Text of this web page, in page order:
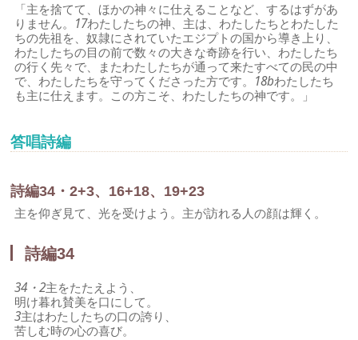
「主を捨てて、ほかの神々に仕えることなど、するはずがあ
りません。 17わたしたちの神、主は、わたしたちとわたした
ちの先祖を、奴隷にされていたエジプトの国から導き上り、
わたしたちの目の前で数々の大きな奇跡を行い、わたしたち
の行く先々で、またわたしたちが通って来たすべての民の中
で、わたしたちを守ってくださった方です。 18bわたしたち
も主に仕えます。この方こそ、わたしたちの神です。」
答唱詩編
詩編34・2+3、16+18、19+23
主を仰ぎ見て、光を受けよう。主が訪れる人の顔は輝く。
詩編34
34・2主をたたえよう、
明け暮れ賛美を口にして。
3主はわたしたちの口の誇り、
苦しむ時の心の喜び。